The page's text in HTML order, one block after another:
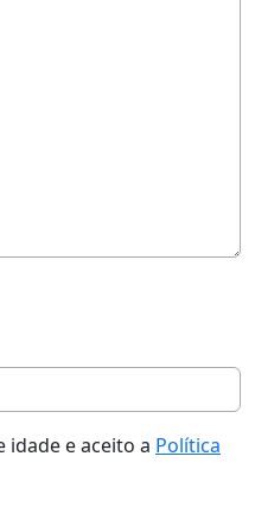
idade e aceito a Política